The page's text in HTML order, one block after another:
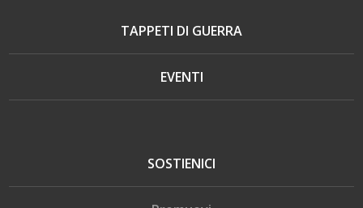
TAPPETI DI GUERRA
EVENTI
SOSTIENICI